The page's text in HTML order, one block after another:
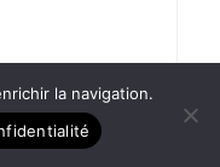
la navigation.